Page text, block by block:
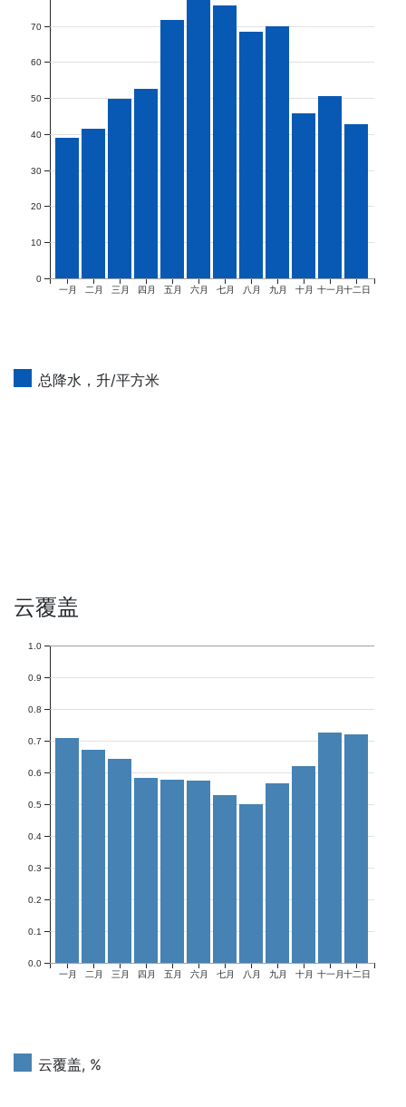
一月 二月 三月 四月 五月 六月 七月 八月 九月 十月 十一月十二日
0
10
20
30
40
50
60
70
总降水，升/平方米
云覆盖
一月 二月 三月 四月 五月 六月 七月 八月 九月 十月 十一月十二日
0.0
0.1
0.2
0.3
0.4
0.5
0.6
0.7
0.8
0.9
1.0
云覆盖, %